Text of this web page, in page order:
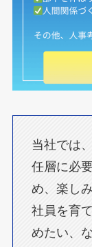
当社では
任層に必
め、楽し
社員を育
めたい、